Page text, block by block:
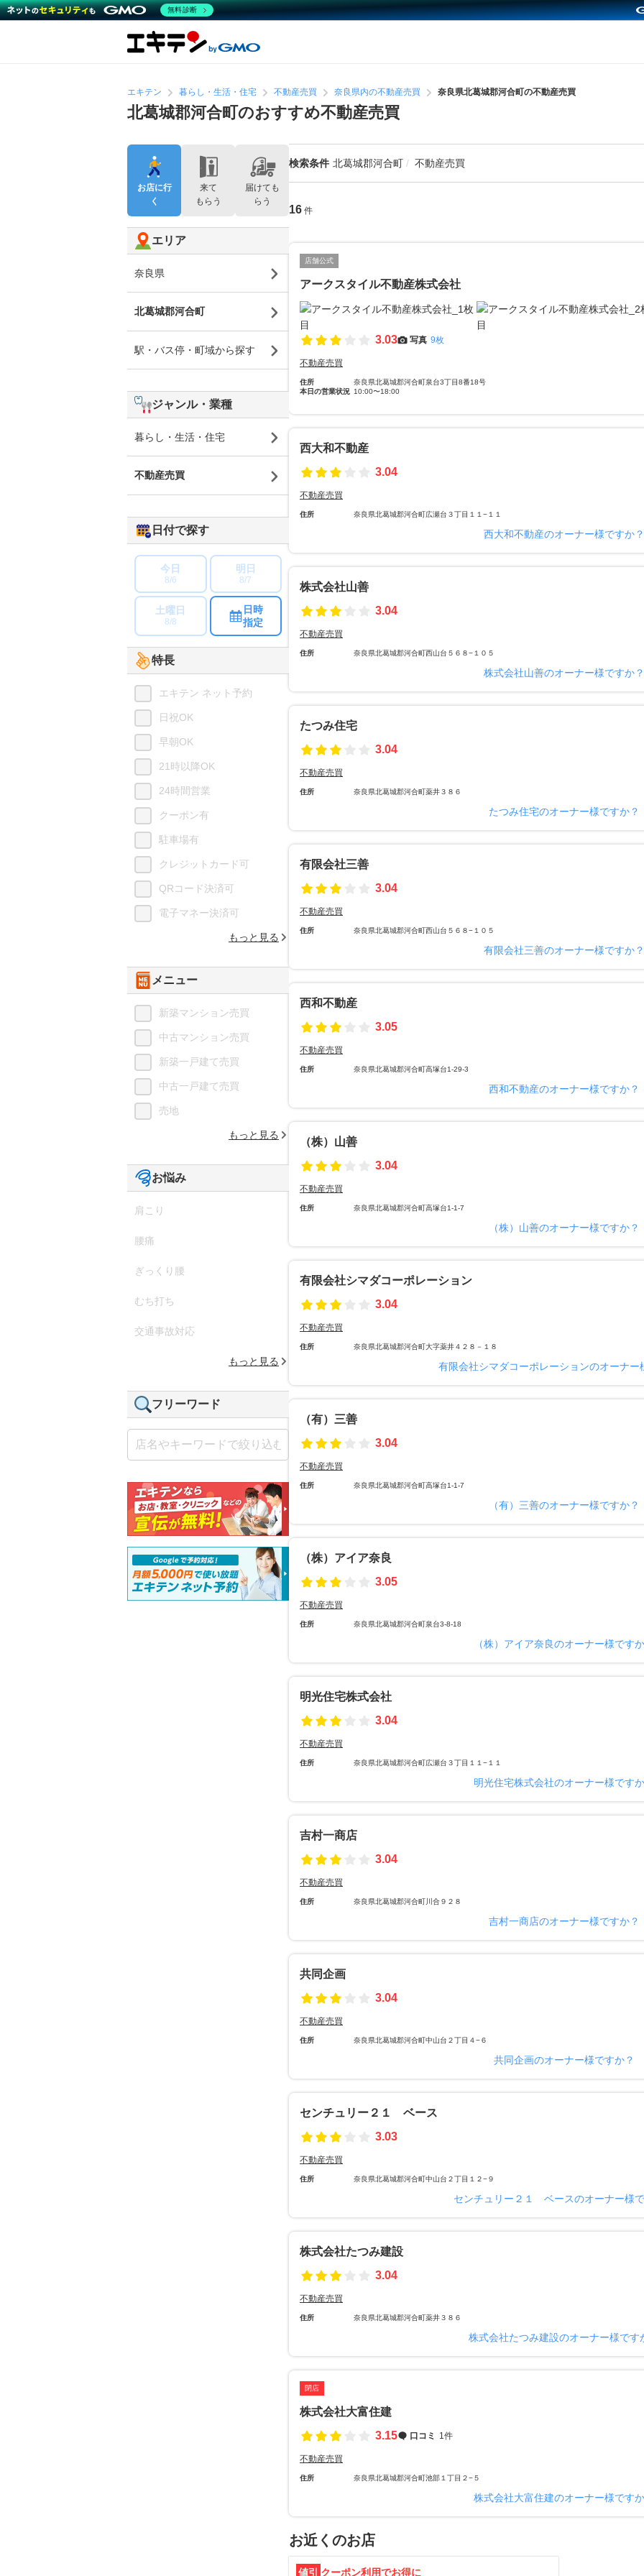
エキテン 暮らし・生活・住宅 不動産売買 奈良県内の不動産売買 奈良県北葛城郡河合町の不動産売買
北葛城郡河合町のおすすめ不動産売買
検索条件 北葛城郡河合町 不動産売買
16 件
店舗公式
アークスタイル不動産株式会社
3.03 写真 9枚
不動産売買
住所
奈良県北葛城郡河合町泉台3丁目8番18号
本日の営業状況 10:00〜18:00
西大和不動産
3.04
不動産売買
住所 奈良県北葛城郡河合町広瀬台３丁目１１−１１
西大和不動産のオーナー様ですか？
株式会社山善
3.04
不動産売買
住所 奈良県北葛城郡河合町西山台５６８−１０５
株式会社山善のオーナー様ですか？
たつみ住宅
3.04
不動産売買
住所 奈良県北葛城郡河合町薬井３８６
たつみ住宅のオーナー様ですか？
有限会社三善
3.04
不動産売買
住所 奈良県北葛城郡河合町西山台５６８−１０５
有限会社三善のオーナー様ですか？
西和不動産
3.05
不動産売買
住所 奈良県北葛城郡河合町高塚台1-29-3
西和不動産のオーナー様ですか？
（株）山善
3.04
不動産売買
住所 奈良県北葛城郡河合町高塚台1-1-7
（株）山善のオーナー様ですか？
有限会社シマダコーポレーション
3.04
不動産売買
住所 奈良県北葛城郡河合町大字薬井４２８－１８
有限会社シマダコーポレーションのオーナー
（有）三善
3.04
不動産売買
住所 奈良県北葛城郡河合町高塚台1-1-7
（有）三善のオーナー様ですか？
（株）アイア奈良
3.05
不動産売買
住所 奈良県北葛城郡河合町泉台3-8-18
（株）アイア奈良のオーナー様です
明光住宅株式会社
3.04
不動産売買
住所 奈良県北葛城郡河合町広瀬台３丁目１１−１１
明光住宅株式会社のオーナー様です
吉村一商店
3.04
不動産売買
住所 奈良県北葛城郡河合町川合９２８
吉村一商店のオーナー様ですか？
共同企画
3.04
不動産売買
住所 奈良県北葛城郡河合町中山台２丁目４−６
共同企画のオーナー様ですか？
センチュリー２１ ベース
3.03
不動産売買
住所 奈良県北葛城郡河合町中山台２丁目１２−９
センチュリー２１ ベースのオーナー様
株式会社たつみ建設
3.04
不動産売買
住所 奈良県北葛城郡河合町薬井３８６
株式会社たつみ建設のオーナー様です
閉店
株式会社大富住建
3.15
口コミ 1件
不動産売買
住所 奈良県北葛城郡河合町池部１丁目２−５
株式会社大富住建のオーナー様です
お近くのお店
値引 クーポン利用でお得に
お店に行
く
来て
もらう
届けても
らう
エリア
奈良県
北葛城郡河合町
駅・バス停・町域から探す
ジャンル・業種
暮らし・生活・住宅
不動産売買
日付で探す
今日
8/6
明日
8/7
土曜日
8/8
日時
指定
特長
エキテン ネット予約
日祝OK
早朝OK
21時以降OK
24時間営業
クーポン有
駐車場有
クレジットカード可
QRコード決済可
電子マネー決済可
もっと見る
メニュー
新築マンション売買
中古マンション売買
新築一戸建て売買
中古一戸建て売買
売地
もっと見る
お悩み
肩こり
腰痛
ぎっくり腰
むち打ち
交通事故対応
もっと見る
フリーワード
無料診断